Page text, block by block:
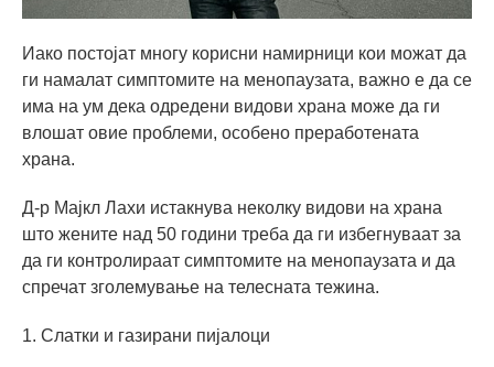
Иако постојат многу корисни намирници кои можат да
ги намалат симптомите на менопаузата, важно е да се
има на ум дека одредени видови храна може да ги
влошат овие проблеми, особено преработената
храна.
Д-р Мајкл Лахи истакнува неколку видови на храна
што жените над 50 години треба да ги избегнуваат за
да ги контролираат симптомите на менопаузата и да
спречат зголемување на телесната тежина.
1. Слатки и газирани пијалоци